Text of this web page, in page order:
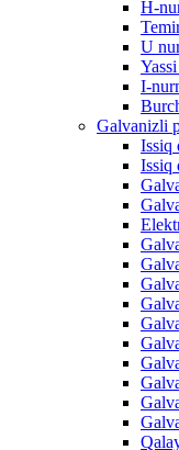
H-
U
I-
Galvanizli
Issiq
Issiq